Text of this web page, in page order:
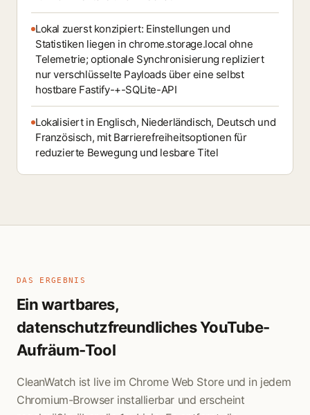
Lokal zuerst konzipiert: Einstellungen und
Statistiken liegen in chrome.storage.local ohne
Telemetrie; optionale Synchronisierung repliziert
nur verschlüsselte Payloads über eine selbst
hostbare Fastify-+-SQLite-API
Lokalisiert in Englisch, Niederländisch, Deutsch und
Französisch, mit Barrierefreiheitsoptionen für
reduzierte Bewegung und lesbare Titel
DAS ERGEBNIS
Ein wartbares,
datenschutzfreundliches YouTube-
Aufräum-Tool
CleanWatch ist live im Chrome Web Store und in jedem
Chromium-Browser installierbar und erscheint